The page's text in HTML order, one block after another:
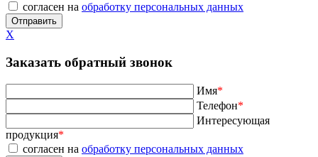
согласен на обработку персональных данных
X
Заказать обратный звонок
Имя*
Телефон*
Интересующая
продукция*
согласен на обработку персональных данных